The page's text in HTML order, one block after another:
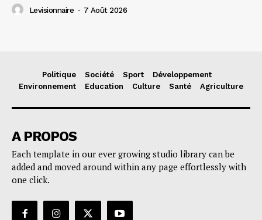
Levisionnaire - 7 Août 2026
Politique Société Sport
Développement
Environnement
Education Culture Santé Agriculture
A PROPOS
Each template in our ever growing studio library can be
added and moved around within any page effortlessly with
one click.